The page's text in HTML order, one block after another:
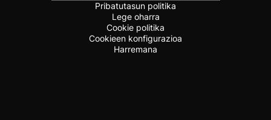
Pribatutasun politika
Lege oharra
Cookie politika
Cookieen konfigurazioa
Harremana